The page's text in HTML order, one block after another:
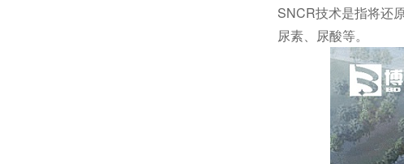
SNCR技术是指将还
尿素、尿酸等。